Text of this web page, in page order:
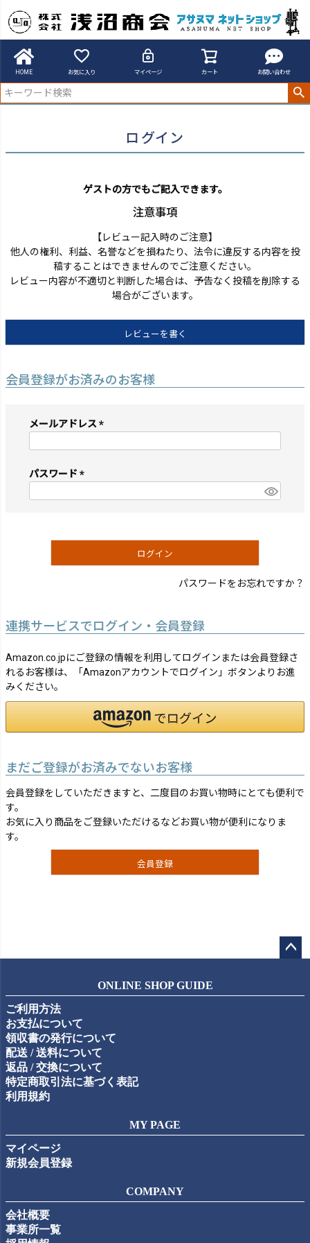
HOME お気に入り マイページ カート お問い合わせ
アサヌマネットショップ
ログイン
ゲストの方でもご記入できます。
注意事項
【レビュー記入時のご注意】
他人の権利、利益、名誉などを損ねたり、法令に違反する内容を投
稿することはできませんのでご注意ください。
レビュー内容が不適切と判断した場合は、予告なく投稿を削除する
場合がございます。
レビューを書く
会員登録がお済みのお客様
メールアドレス
須)
パスワード
須)
ログイン
パスワードをお忘れですか？
連携サービスでログイン・会員登録
Amazon.co.jpにご登録の情報を利用してログインまたは会員登録さ
れるお客様は、「Amazonアカウントでログイン」ボタンよりお進
みください。
まだご登録がお済みでないお客様
会員登録をしていただきますと、二度目のお買い物時にとても便利で
す。
お気に入り商品をご登録いただけるなどお買い物が便利になりま
す。
会員登録
ップ
ONLINE SHOP GUIDE
ご利用方法
お支払について
領収書の発行について
配送 / 送料について
返品 / 交換について
特定商取引法に基づく表記
利用規約
MY PAGE
マイページ
新規会員登録
COMPANY
会社概要
事業所一覧